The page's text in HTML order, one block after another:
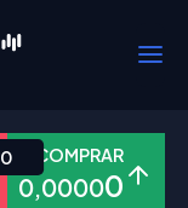
COMPRAR
0,00000
0